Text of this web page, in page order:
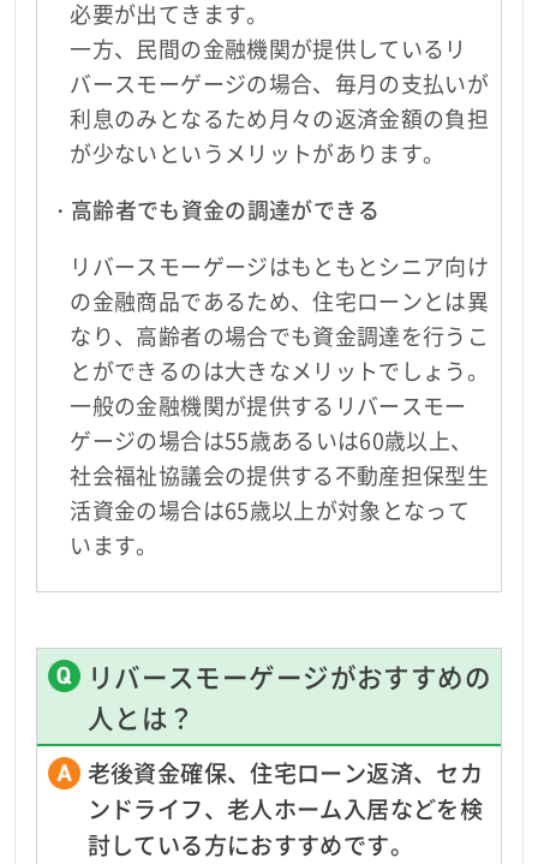
必要が出てきます。
一方、民間の金融機関が提供しているリ
バースモーゲージの場合、毎月の支払いが
利息のみとなるため月々の返済金額の負担
が少ないというメリットがあります。
・高齢者でも資金の調達ができる
リバースモーゲージはもともとシニア向け
の金融商品であるため、住宅ローンとは異
なり、高齢者の場合でも資金調達を行うこ
とができるのは大きなメリットでしょう。
一般の金融機関が提供するリバースモー
ゲージの場合は55歳あるいは60歳以上、
社会福祉協議会の提供する不動産担保型生
活資金の場合は65歳以上が対象となって
います。
リバースモーゲージがおすすめの
人とは？
老後資金確保、住宅ローン返済、セカ
ンドライフ、老人ホーム入居などを検
討している方におすすめです。